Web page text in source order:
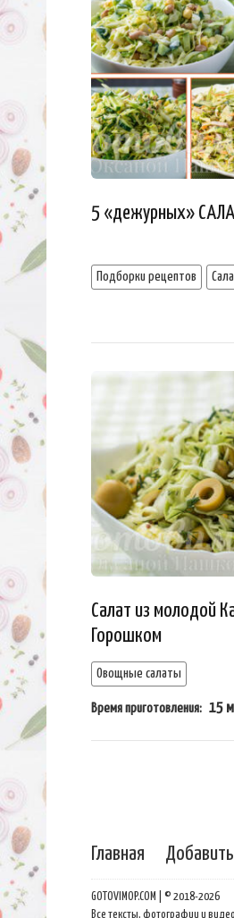
5 «дежурных»
Подборки рецептов
Салат из молодой
Горошком
Овощные салаты
Время приготовления: 15
Главная
GOTOVIMOP.COM | © 2018-2026
Все тексты, фотографии и